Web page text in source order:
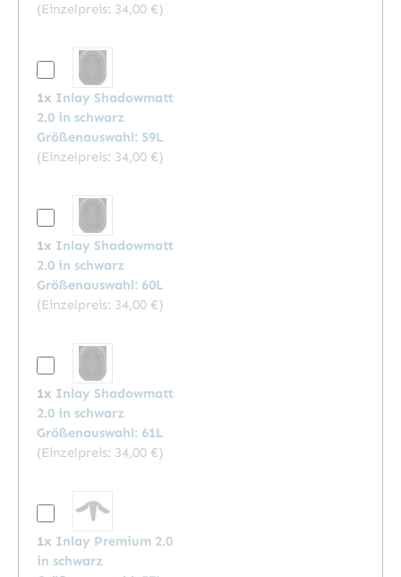
(Einzelpreis: 34,00 €)
1x Inlay Shadowmatt
2.0 in schwarz
Größenauswahl: 59L
(Einzelpreis: 34,00 €)
1x Inlay Shadowmatt
2.0 in schwarz
Größenauswahl: 60L
(Einzelpreis: 34,00 €)
1x Inlay Shadowmatt
2.0 in schwarz
Größenauswahl: 61L
(Einzelpreis: 34,00 €)
1x Inlay Premium 2.0
in schwarz